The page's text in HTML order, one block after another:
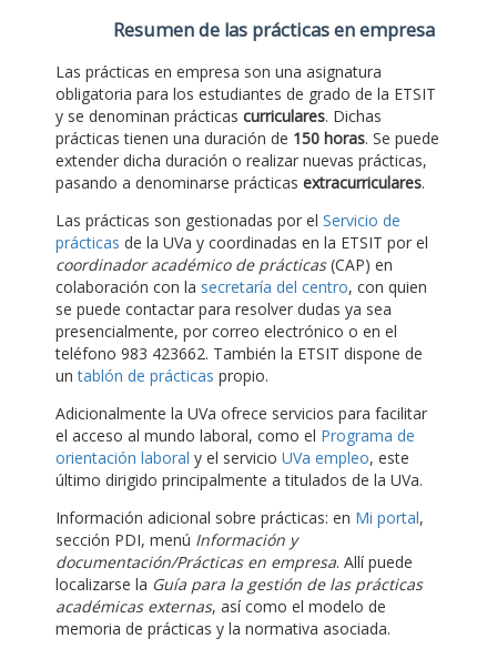
Resumen de las prácticas en empresa
Las prácticas en empresa son una asignatura
obligatoria para los estudiantes de grado de la ETSIT
y se denominan prácticas curriculares. Dichas
prácticas tienen una duración de 150 horas. Se puede
extender dicha duración o realizar nuevas prácticas,
pasando a denominarse prácticas extracurriculares.
Las prácticas son gestionadas por el Servicio de
prácticas de la UVa y coordinadas en la ETSIT por el
coordinador académico de prácticas(CAP) en
colaboración con la secretaría del centro, con quien
se puede contactar para resolver dudas ya sea
presencialmente, por correo electrónico o en el
teléfono 983 423662. También la ETSIT dispone de
untablón de prácticas propio.
Adicionalmente la UVa ofrece servicios para facilitar
el acceso al mundo laboral, como el Programa de
orientación laboral y el servicio UVa empleo, este
último dirigido principalmente a titulados de la UVa.
Información adicional sobre prácticas: en Mi portal,
sección PDI, menú Información y
documentación/Prácticas en empresa. Allí puede
localizarse la Guía para la gestión de las prácticas
académicas externas, así como el modelo de
memoria de prácticas y la normativa asociada.